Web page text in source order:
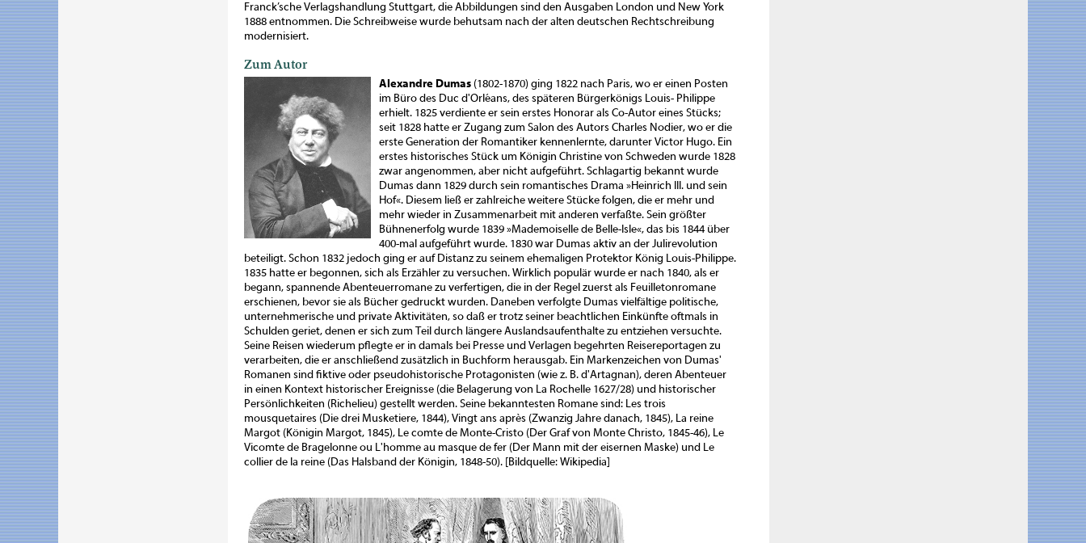
Franck’sche Verlagshandlung Stuttgart, die Abbildungen sind den Ausgaben London und New York
1888 entnommen. Die Schreibweise wurde behutsam nach der alten deutschen Rechtschreibung
modernisiert.
Zum Autor
Alexandre Dumas(1802-1870) ging 1822 nach Paris, wo er einen Posten
im Büro des Duc d'Orléans, des späteren Bürgerkönigs Louis- Philippe
erhielt. 1825 verdiente er sein erstes Honorar als Co-Autor eines Stücks;
seit 1828 hatte er Zugang zum Salon des Autors Charles Nodier, wo er die
erste Generation der Romantiker kennenlernte, darunter Victor Hugo. Ein
erstes historisches Stück um Königin Christine von Schweden wurde 1828
zwar angenommen, aber nicht aufgeführt. Schlagartig bekannt wurde
Dumas dann 1829 durch sein romantisches Drama »Heinrich III. und sein
Hof«. Diesem ließ er zahlreiche weitere Stücke folgen, die er mehr und
mehr wieder in Zusammenarbeit mit anderen verfaßte. Sein größter
Bühnenerfolg wurde 1839 »Mademoiselle de Belle-Isle«, das bis 1844 über
400-mal aufgeführt wurde. 1830 war Dumas aktiv an der Julirevolution
beteiligt. Schon 1832 jedoch ging er auf Distanz zu seinem ehemaligen Protektor König Louis-Philippe.
1835 hatte er begonnen, sich als Erzähler zu versuchen. Wirklich populär wurde er nach 1840, als er
begann, spannende Abenteuerromane zu verfertigen, die in der Regel zuerst als Feuilletonromane
erschienen, bevor sie als Bücher gedruckt wurden. Daneben verfolgte Dumas vielfältige politische,
unternehmerische und private Aktivitäten, so daß er trotz seiner beachtlichen Einkünfte oftmals in
Schulden geriet, denen er sich zum Teil durch längere Auslandsaufenthalte zu entziehen versuchte.
Seine Reisen wiederum pflegte er in damals bei Presse und Verlagen begehrten Reisereportagen zu
verarbeiten, die er anschließend zusätzlich in Buchform herausgab. Ein Markenzeichen von Dumas'
Romanen sind fiktive oder pseudohistorische Protagonisten (wie z. B. d'Artagnan), deren Abenteuer
in einen Kontext historischer Ereignisse (die Belagerung von La Rochelle 1627/28) und historischer
Persönlichkeiten (Richelieu) gestellt werden. Seine bekanntesten Romane sind: Les trois
mousquetaires (Die drei Musketiere, 1844), Vingt ans après (Zwanzig Jahre danach, 1845), La reine
Margot (Königin Margot, 1845), Le comte de Monte-Cristo (Der Graf von Monte Christo, 1845-46), Le
Vicomte de Bragelonne ou L'homme au masque de fer (Der Mann mit der eisernen Maske) und Le
collier de la reine (Das Halsband der Königin, 1848-50). [Bildquelle: Wikipedia]